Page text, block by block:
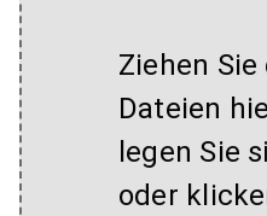
Ziehen
Dateien
legen Sie
oder